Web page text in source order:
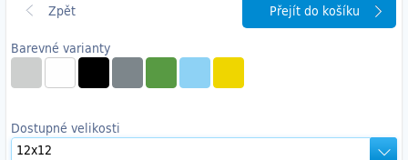
Barevné varianty
Dostupné velikosti
Přejít do košíku